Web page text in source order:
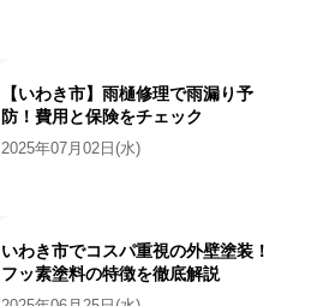
【いわき市】雨樋修理で雨漏り予
防！費用と保険をチェック
2025年07月02日(水)
いわき市でコスパ重視の外壁塗装！
フッ素塗料の特徴を徹底解説